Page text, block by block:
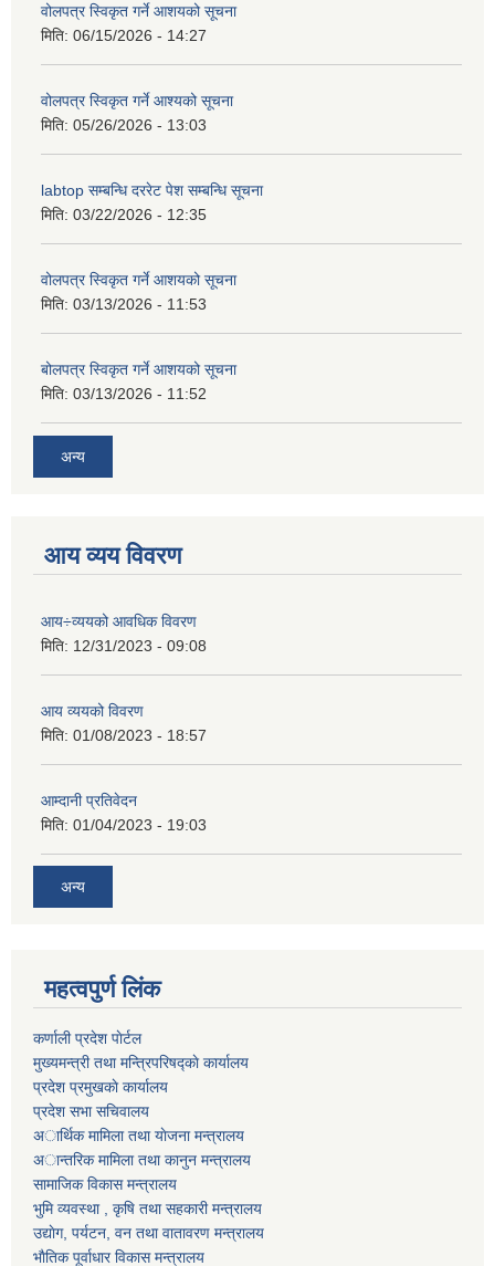
वोलपत्र स्विकृत गर्ने आशयको सूचना
मिति: 06/15/2026 - 14:27
वोलपत्र स्विकृत गर्ने आश्यको सूचना
मिति: 05/26/2026 - 13:03
labtop सम्बन्धि दररेट पेश सम्बन्धि सूचना
मिति: 03/22/2026 - 12:35
वोलपत्र स्विकृत गर्ने आशयको सूचना
मिति: 03/13/2026 - 11:53
बोलपत्र स्विकृत गर्ने आशयको सूचना
मिति: 03/13/2026 - 11:52
अन्य
आय व्यय विवरण
आय÷व्ययको आवधिक विवरण
मिति: 12/31/2023 - 09:08
आय व्ययको विवरण
मिति: 01/08/2023 - 18:57
आम्दानी प्रतिवेदन
मिति: 01/04/2023 - 19:03
अन्य
महत्वपुर्ण लिंक
कर्णाली प्रदेश पाेर्टल
मुख्यमन्त्री तथा मन्त्रिपरिषद्काे कार्यालय
प्रदेश प्रमुखकाे कार्यालय
प्रदेश सभा सचिवालय
अार्थिक मामिला तथा याेजना मन्त्रालय
अान्तरिक मामिला तथा कानुन मन्त्रालय
सामाजिक विकास मन्त्रालय
भुमि व्यवस्था , कृषि तथा सहकारी मन्त्रालय
उद्याेग, पर्यटन, वन तथा वातावरण मन्त्रालय
भाैतिक पूर्वाधार विकास मन्त्रालय